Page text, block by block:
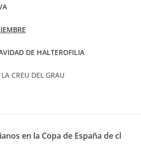
DE HALTEROFILIA
CREU DEL GRAU
en la Copa de España de cl